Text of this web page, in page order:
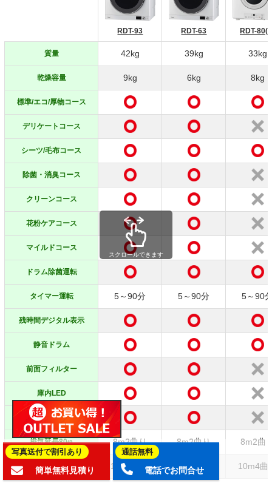
RDT-93 RDT-63 RDT-
質量 42kg 39kg 33kg
乾燥容量 9kg 6kg 8kg
標準/エコ/厚物コース
デリケートコース
シーツ/毛布コース
除菌・消臭コース
クリーンコース
花粉ケアコース
マイルドコース
ドラム除菌運転
タイマー運転 5～90分 5～90分 5～90
残時間デジタル表示
静音ドラム
前面フィルター
庫内LED
スマホ連携
排気延長80φ 8m2曲り 8m2曲り 8m2曲
排気延長100φ 10m4曲り 10m4曲り 10m4曲
スクロールできます
写真送付で割引あり
簡単無料見積り
通話無料
電話でお問合せ